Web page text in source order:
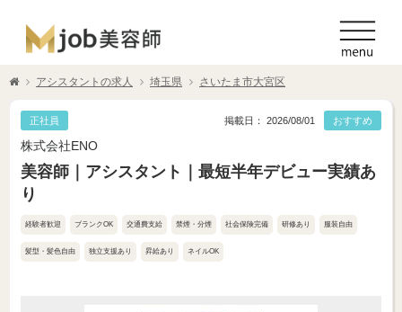
アシスタントの求人 埼玉県 さいたま市大宮区
正社員 おすすめ
掲載日： 2026/08/01
株式会社ENO
美容師｜アシスタント｜最短半年デビュー実績あ
り
経験者歓迎 ブランクOK 交通費支給 禁煙・分煙 社会保険完備 研修あり 服装自由
髪型・髪色自由 独立支援あり 昇給あり ネイルOK